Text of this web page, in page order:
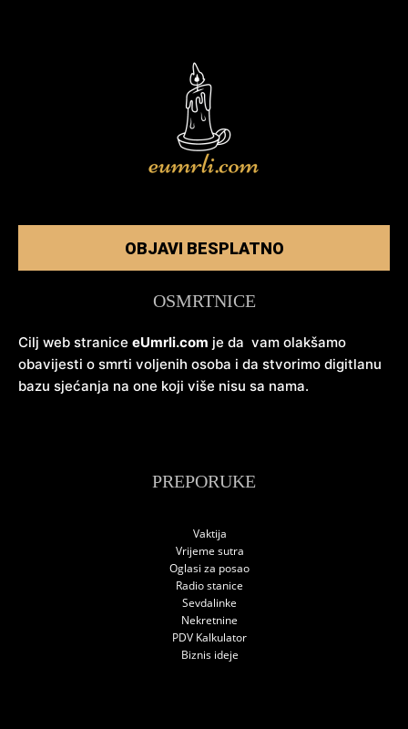
OBJAVI BESPLATNO
OSMRTNICE
Cilj web stranice eUmrli.com je da vam olakšamo
obavijesti o smrti voljenih osoba i da stvorimo digitlanu
bazu sjećanja na one koji više nisu sa nama.
PREPORUKE
Vaktija
Vrijeme sutra
Oglasi za posao
Radio stanice
Sevdalinke
Nekretnine
PDV Kalkulator
Biznis ideje